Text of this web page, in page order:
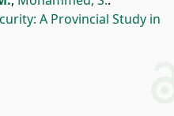
A Provincial Study in